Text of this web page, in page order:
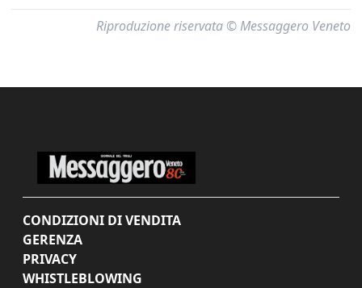
Riproduzione riservata © Messaggero Veneto
CONDIZIONI DI VENDITA
GERENZA
PRIVACY
WHISTLEBLOWING